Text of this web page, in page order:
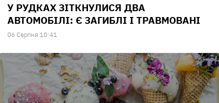
У РУДКАХ ЗІТКНУЛИСЯ ДВА
АВТОМОБІЛІ: Є ЗАГИБЛІ І ТРАВМОВАНІ
06 Серпня 10:41